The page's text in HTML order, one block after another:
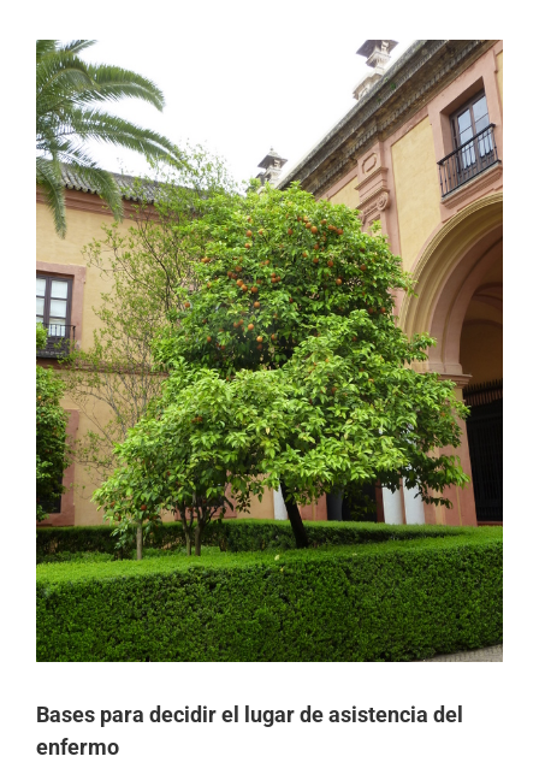
Bases para decidir el lugar de asistencia del
enfermo